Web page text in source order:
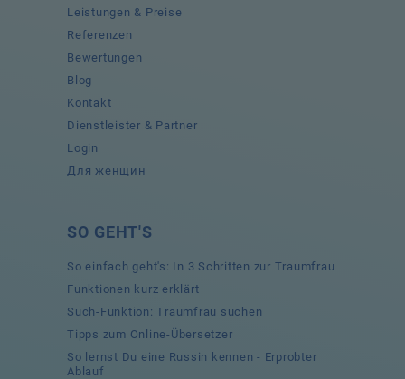
Leistungen & Preise
Referenzen
Bewertungen
Blog
Kontakt
Dienstleister & Partner
Login
Для женщин
SO GEHT'S
So einfach geht's: In 3 Schritten zur Traumfrau
Funktionen kurz erklärt
Such-Funktion: Traumfrau suchen
Tipps zum Online-Übersetzer
So lernst Du eine Russin kennen - Erprobter
Ablauf